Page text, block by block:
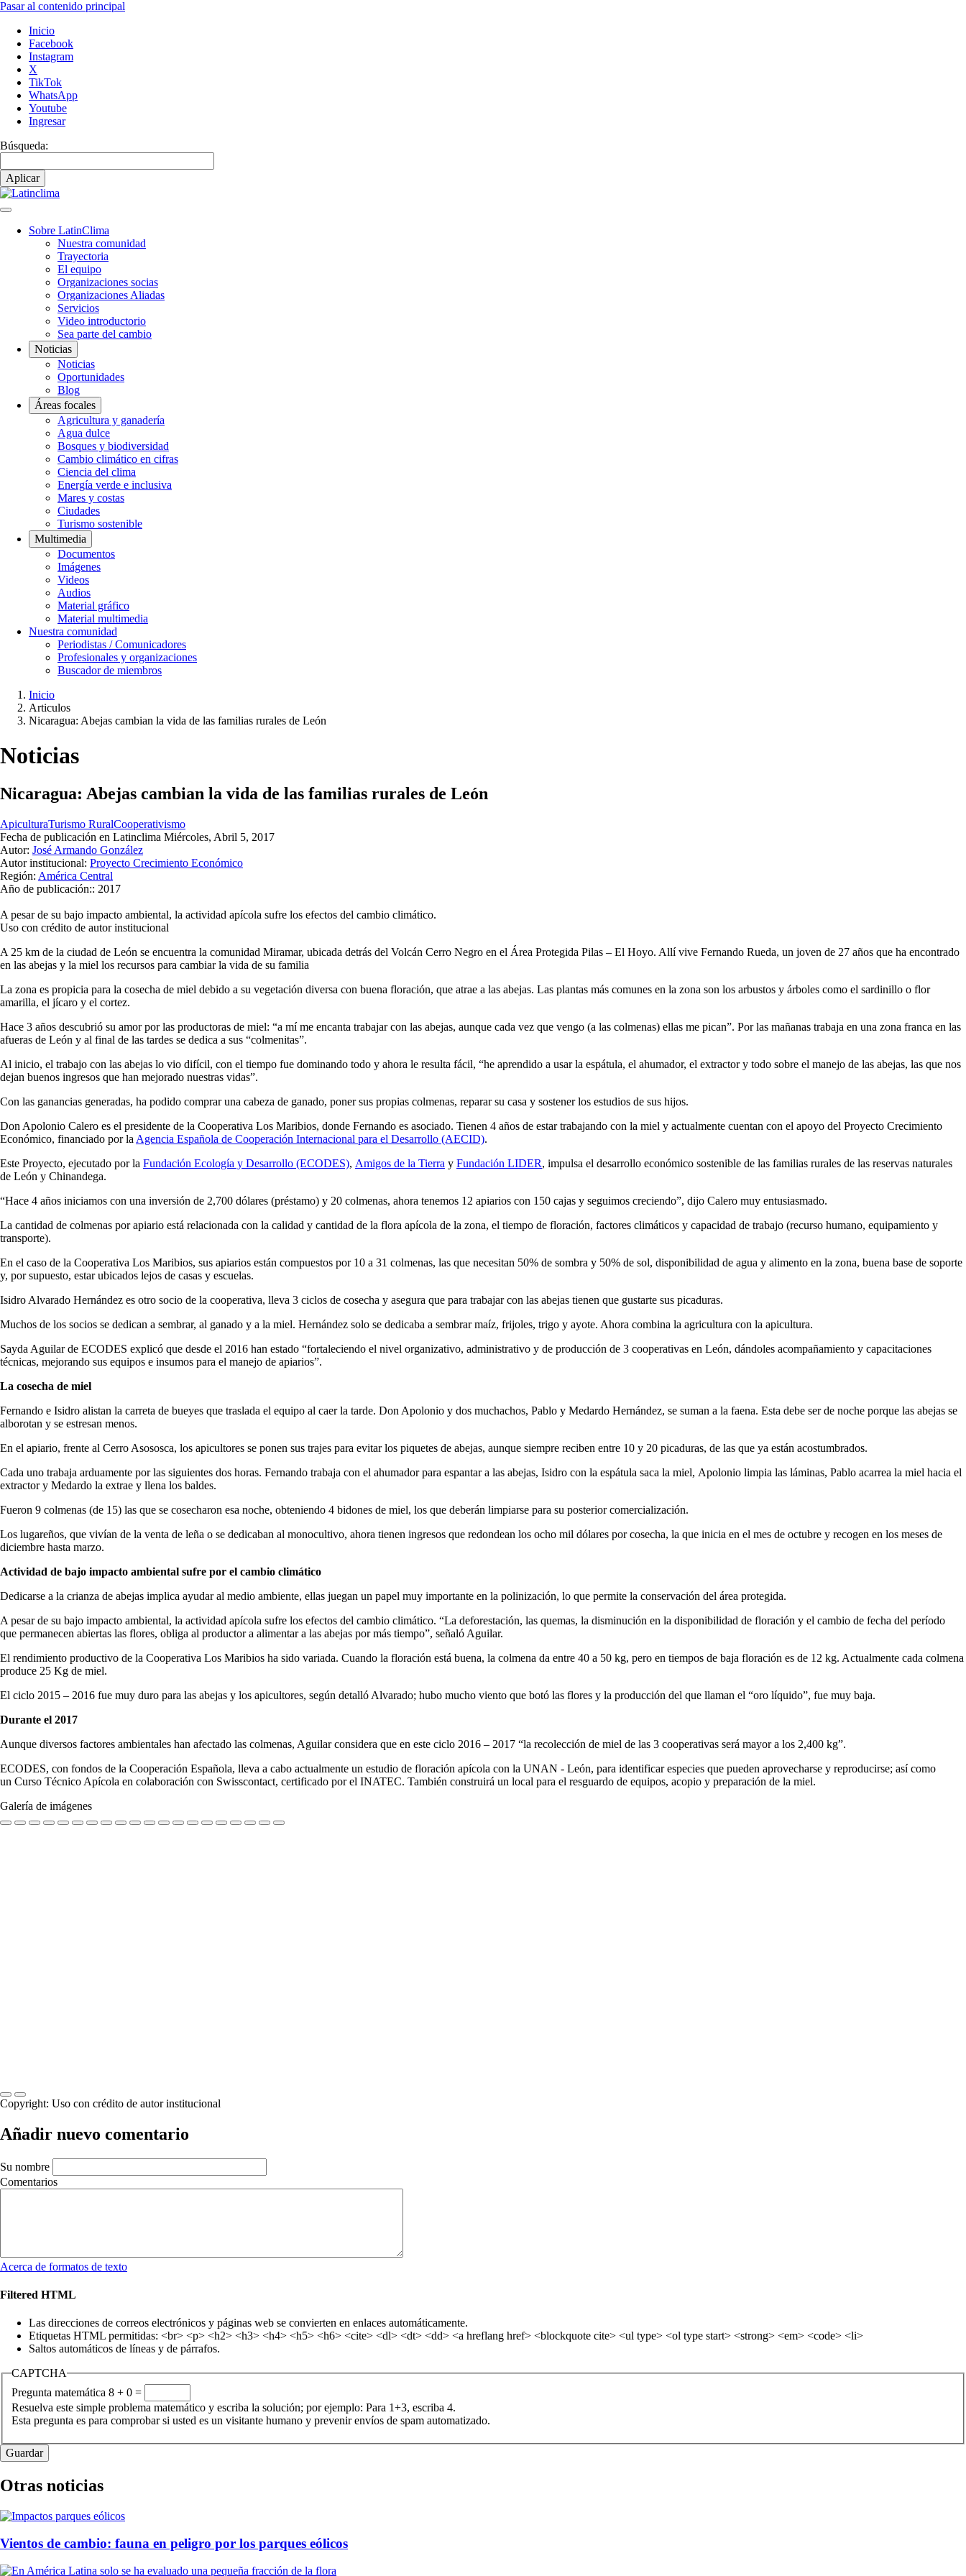
Pasar al contenido principal
Inicio
Facebook
Instagram
X
TikTok
WhatsApp
Youtube
Ingresar
Búsqueda:
Navegación
Sobre LatinClima
Nuestra comunidad
Trayectoria
El equipo
Organizaciones socias
Organizaciones Aliadas
Servicios
Video introductorio
Sea parte del cambio
Noticias
Noticias
Oportunidades
Blog
Áreas focales
Agricultura y ganadería
Agua dulce
Bosques y biodiversidad
Cambio climático en cifras
Ciencia del clima
Energía verde e inclusiva
Mares y costas
Ciudades
Turismo sostenible
Multimedia
Documentos
Imágenes
Videos
Audios
Material gráfico
Material multimedia
Nuestra comunidad
Periodistas / Comunicadores
Profesionales y organizaciones
Buscador de miembros
Ruta
navegación
Inicio
Articulos
Nicaragua: Abejas cambian la vida de las familias rurales de León
Noticias
Nicaragua: Abejas cambian la vida de las familias rurales de León
ApiculturaTurismo RuralCooperativismo
Fecha de publicación en Latinclima Miércoles, Abril 5, 2017
Autor: José Armando González
Autor institucional: Proyecto Crecimiento Económico
Región: América Central
Año de publicación:: 2017
A pesar de su bajo impacto ambiental, la actividad apícola sufre los efectos del cambio climático.
Uso con crédito de autor institucional
A 25 km de la ciudad de León se encuentra la comunidad Miramar, ubicada detrás del Volcán Cerro Negro en el Área Protegida Pilas – El Hoyo. Allí vive Fernando Rueda, un joven de 27 años que ha encontrado
en las abejas y la miel los recursos para cambiar la vida de su familia
La zona es propicia para la cosecha de miel debido a su vegetación diversa con buena floración, que atrae a las abejas. Las plantas más comunes en la zona son los arbustos y árboles como el sardinillo o flor
amarilla, el jícaro y el cortez.
Hace 3 años descubrió su amor por las productoras de miel: “a mí me encanta trabajar con las abejas, aunque cada vez que vengo (a las colmenas) ellas me pican”. Por las mañanas trabaja en una zona franca en las
afueras de León y al final de las tardes se dedica a sus “colmenitas”.
Al inicio, el trabajo con las abejas lo vio difícil, con el tiempo fue dominando todo y ahora le resulta fácil, “he aprendido a usar la espátula, el ahumador, el extractor y todo sobre el manejo de las abejas, las que nos
dejan buenos ingresos que han mejorado nuestras vidas”.
Con las ganancias generadas, ha podido comprar una cabeza de ganado, poner sus propias colmenas, reparar su casa y sostener los estudios de sus hijos.
Don Apolonio Calero es el presidente de la Cooperativa Los Maribios, donde Fernando es asociado. Tienen 4 años de estar trabajando con la miel y actualmente cuentan con el apoyo del Proyecto Crecimiento
Económico, financiado por la Agencia Española de Cooperación Internacional para el Desarrollo (AECID).
Este Proyecto, ejecutado por la Fundación Ecología y Desarrollo (ECODES), Amigos de la Tierra y Fundación LIDER, impulsa el desarrollo económico sostenible de las familias rurales de las reservas naturales
de León y Chinandega.
“Hace 4 años iniciamos con una inversión de 2,700 dólares (préstamo) y 20 colmenas, ahora tenemos 12 apiarios con 150 cajas y seguimos creciendo”, dijo Calero muy entusiasmado.
La cantidad de colmenas por apiario está relacionada con la calidad y cantidad de la flora apícola de la zona, el tiempo de floración, factores climáticos y capacidad de trabajo (recurso humano, equipamiento y
transporte).
En el caso de la Cooperativa Los Maribios, sus apiarios están compuestos por 10 a 31 colmenas, las que necesitan 50% de sombra y 50% de sol, disponibilidad de agua y alimento en la zona, buena base de soporte
y, por supuesto, estar ubicados lejos de casas y escuelas.
Isidro Alvarado Hernández es otro socio de la cooperativa, lleva 3 ciclos de cosecha y asegura que para trabajar con las abejas tienen que gustarte sus picaduras.
Muchos de los socios se dedican a sembrar, al ganado y a la miel. Hernández solo se dedicaba a sembrar maíz, frijoles, trigo y ayote. Ahora combina la agricultura con la apicultura.
Sayda Aguilar de ECODES explicó que desde el 2016 han estado “fortaleciendo el nivel organizativo, administrativo y de producción de 3 cooperativas en León, dándoles acompañamiento y capacitaciones
técnicas, mejorando sus equipos e insumos para el manejo de apiarios”.
La cosecha de miel
Fernando e Isidro alistan la carreta de bueyes que traslada el equipo al caer la tarde. Don Apolonio y dos muchachos, Pablo y Medardo Hernández, se suman a la faena. Esta debe ser de noche porque las abejas se
alborotan y se estresan menos.
En el apiario, frente al Cerro Asososca, los apicultores se ponen sus trajes para evitar los piquetes de abejas, aunque siempre reciben entre 10 y 20 picaduras, de las que ya están acostumbrados.
Cada uno trabaja arduamente por las siguientes dos horas. Fernando trabaja con el ahumador para espantar a las abejas, Isidro con la espátula saca la miel, Apolonio limpia las láminas, Pablo acarrea la miel hacia el
extractor y Medardo la extrae y llena los baldes.
Fueron 9 colmenas (de 15) las que se cosecharon esa noche, obteniendo 4 bidones de miel, los que deberán limpiarse para su posterior comercialización.
Los lugareños, que vivían de la venta de leña o se dedicaban al monocultivo, ahora tienen ingresos que redondean los ocho mil dólares por cosecha, la que inicia en el mes de octubre y recogen en los meses de
diciembre hasta marzo.
Actividad de bajo impacto ambiental sufre por el cambio climático
Dedicarse a la crianza de abejas implica ayudar al medio ambiente, ellas juegan un papel muy importante en la polinización, lo que permite la conservación del área protegida.
A pesar de su bajo impacto ambiental, la actividad apícola sufre los efectos del cambio climático. “La deforestación, las quemas, la disminución en la disponibilidad de floración y el cambio de fecha del período
que permanecen abiertas las flores, obliga al productor a alimentar a las abejas por más tiempo”, señaló Aguilar.
El rendimiento productivo de la Cooperativa Los Maribios ha sido variada. Cuando la floración está buena, la colmena da entre 40 a 50 kg, pero en tiempos de baja floración es de 12 kg. Actualmente cada colmena
produce 25 Kg de miel.
El ciclo 2015 – 2016 fue muy duro para las abejas y los apicultores, según detalló Alvarado; hubo mucho viento que botó las flores y la producción del que llaman el “oro líquido”, fue muy baja.
Durante el 2017
Aunque diversos factores ambientales han afectado las colmenas, Aguilar considera que en este ciclo 2016 – 2017 “la recolección de miel de las 3 cooperativas será mayor a los 2,400 kg”.
ECODES, con fondos de la Cooperación Española, lleva a cabo actualmente un estudio de floración apícola con la UNAN - León, para identificar especies que pueden aprovecharse y reproducirse; así como
un Curso Técnico Apícola en colaboración con Swisscontact, certificado por el INATEC. También construirá un local para el resguardo de equipos, acopio y preparación de la miel.
Galería de imágenes
Previous
Next
Copyright: Uso con crédito de autor institucional
Añadir nuevo comentario
Su nombre
Comentarios
Acerca de formatos de texto
Filtered HTML
Las direcciones de correos electrónicos y páginas web se convierten en enlaces automáticamente.
Etiquetas HTML permitidas: <br> <p> <h2> <h3> <h4> <h5> <h6> <cite> <dl> <dt> <dd> <a hreflang href> <blockquote cite> <ul type> <ol type start> <strong> <em> <code> <li>
Saltos automáticos de líneas y de párrafos.
CAPTCHA
Pregunta matemática 8 + 0 =
Resuelva este simple problema matemático y escriba la solución; por ejemplo: Para 1+3, escriba 4.
Esta pregunta es para comprobar si usted es un visitante humano y prevenir envíos de spam automatizado.
Otras noticias
Vientos de cambio: fauna en peligro por los parques eólicos